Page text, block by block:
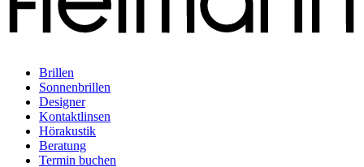
Brillen
Sonnenbrillen
Designer
Kontaktlinsen
Hörakustik
Beratung
Termin buchen